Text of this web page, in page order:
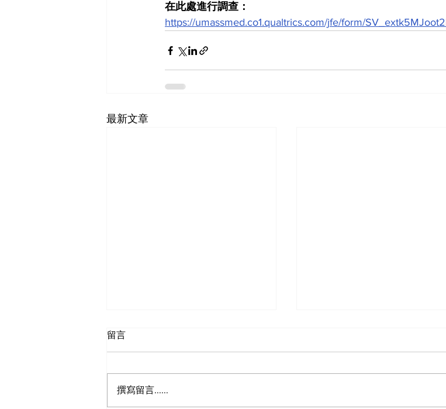
在此處進行調查：
https://umassmed.co1.qualtrics.com/jfe/form/
最新文章
留言
撰寫留言......